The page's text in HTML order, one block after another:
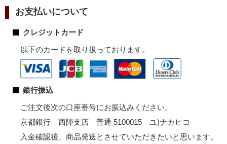
お支払いについて
クレジットカード
以下のカードを取り扱っております。
銀行振込
ご注文後次の口座番号にお振込みください。
京都銀行 西陣支店 普通 5100015 ユ)ナカヒコ
入金確認後、商品発送とさせていただきたいと思います。